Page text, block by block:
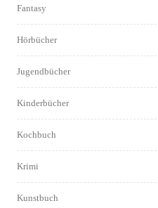
Fantasy
Hörbücher
Jugendbücher
Kinderbücher
Kochbuch
Krimi
Kunstbuch